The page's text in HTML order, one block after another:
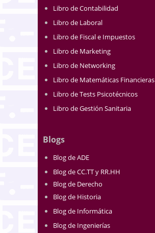
Libro de Contabilidad
Libro de Laboral
Libro de Fiscal e Impuestos
Libro de Marketing
Libro de Networking
Libro de Matemáticas Financieras
Libro de Tests Psicotécnicos
Libro de Gestión Sanitaria
Blogs
Blog de ADE
Blog de CC.TT y RR.HH
Blog de Derecho
Blog de Historia
Blog de Informática
Blog de Ingenierías